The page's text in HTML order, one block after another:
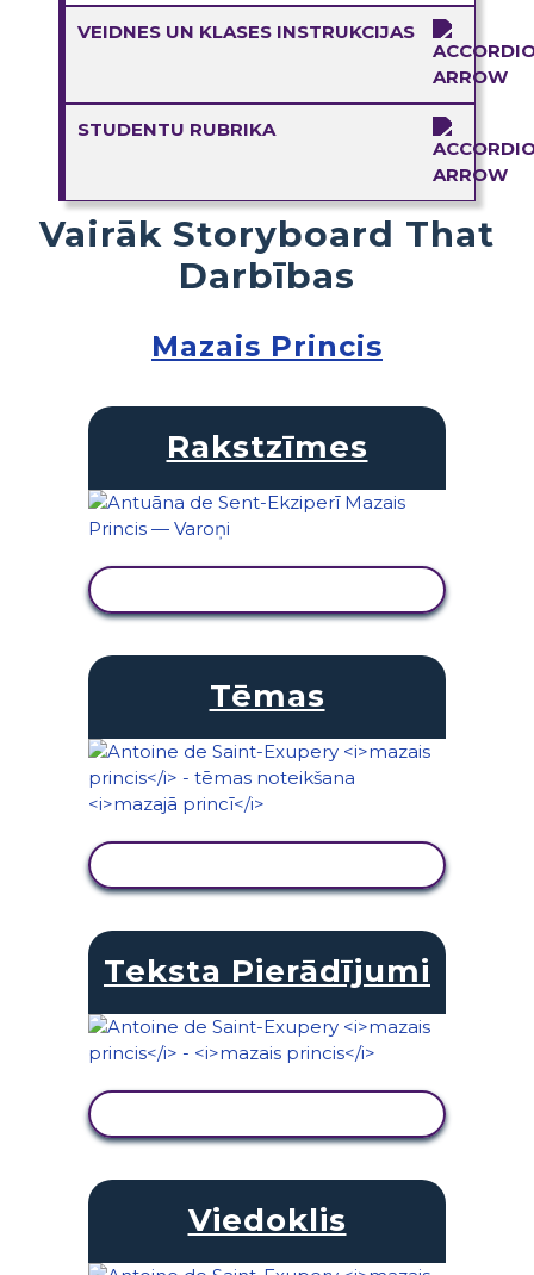
VEIDNES UN KLASES INSTRUKCIJAS
STUDENTU RUBRIKA
Vairāk Storyboard That
Darbības
Mazais Princis
Rakstzīmes
Tēmas
Teksta Pierādījumi
Viedoklis